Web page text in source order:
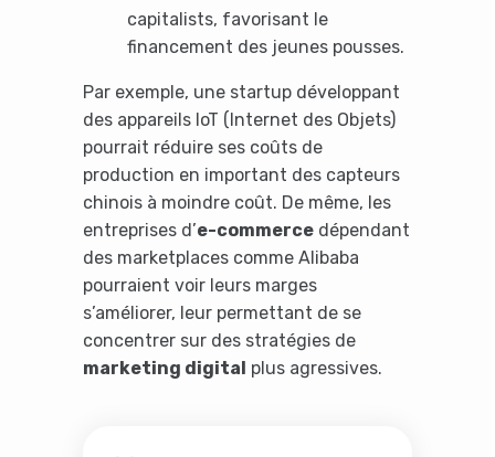
capitalists, favorisant le
financement des jeunes pousses.
Par exemple, une startup développant
des appareils IoT (Internet des Objets)
pourrait réduire ses coûts de
production en important des capteurs
chinois à moindre coût. De même, les
entreprises d’e-commercedépendant
des marketplaces comme Alibaba
pourraient voir leurs marges
s’améliorer, leur permettant de se
concentrer sur des stratégies de
marketing digital plus agressives.